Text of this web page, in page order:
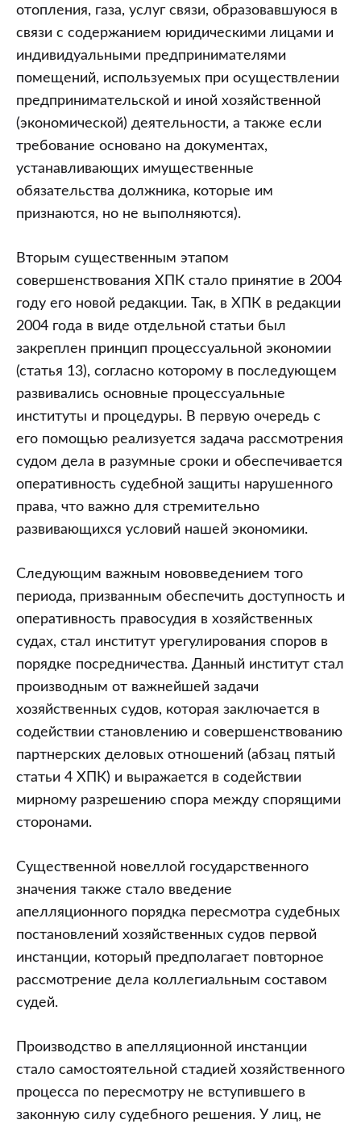
отопления, газа, услуг связи, образовавшуюся в
связи с содержанием юридическими лицами и
индивидуальными предпринимателями
помещений, используемых при осуществлении
предпринимательской и иной хозяйственной
(экономической) деятельности, а также если
требование основано на документах,
устанавливающих имущественные
обязательства должника, которые им
признаются, но не выполняются).
Вторым существенным этапом
совершенствования ХПК стало принятие в 2004
году его новой редакции. Так, в ХПК в редакции
2004 года в виде отдельной статьи был
закреплен принцип процессуальной экономии
(статья 13), согласно которому в последующем
развивались основные процессуальные
институты и процедуры. В первую очередь с
его помощью реализуется задача рассмотрения
судом дела в разумные сроки и обеспечивается
оперативность судебной защиты нарушенного
права, что важно для стремительно
развивающихся условий нашей экономики.
Следующим важным нововведением того
периода, призванным обеспечить доступность и
оперативность правосудия в хозяйственных
судах, стал институт урегулирования споров в
порядке посредничества. Данный институт стал
производным от важнейшей задачи
хозяйственных судов, которая заключается в
содействии становлению и совершенствованию
партнерских деловых отношений (абзац пятый
статьи 4 ХПК) и выражается в содействии
мирному разрешению спора между спорящими
сторонами.
Существенной новеллой государственного
значения также стало введение
апелляционного порядка пересмотра судебных
постановлений хозяйственных судов первой
инстанции, который предполагает повторное
рассмотрение дела коллегиальным составом
судей.
Производство в апелляционной инстанции
стало самостоятельной стадией хозяйственного
процесса по пересмотру не вступившего в
законную силу судебного решения. У лиц, не